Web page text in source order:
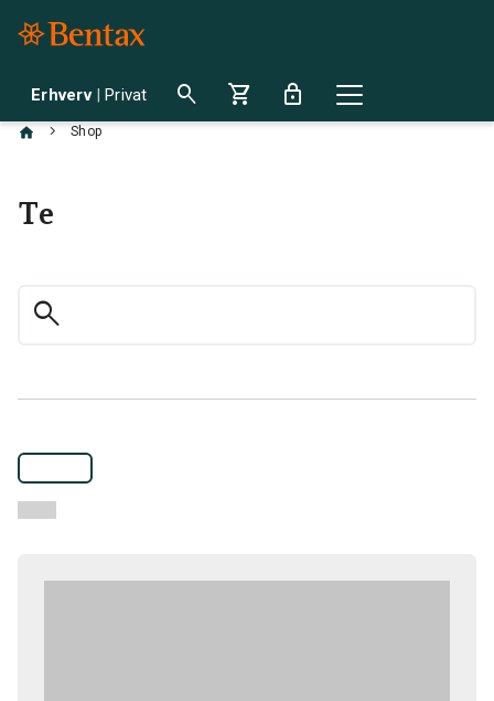
Erhverv | Privat search shopping_cart lock
chevron_right Shop
Te
search